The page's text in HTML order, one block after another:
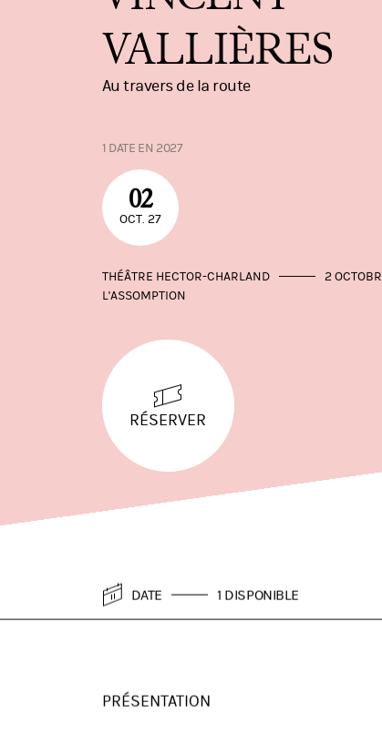
VINCENT
VALLIÈRES
02
OCT. 27
THÉÂTRE HECTOR-CHARLAND